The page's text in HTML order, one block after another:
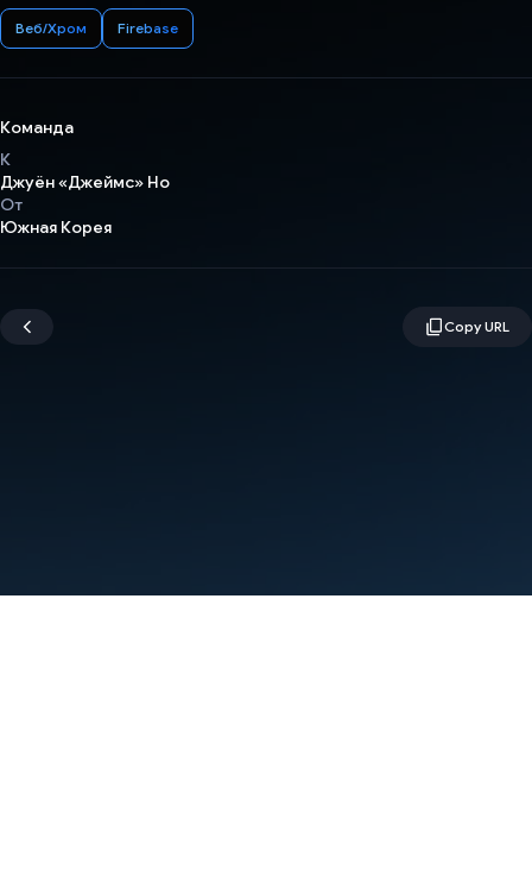
Веб/Хром Firebase
Команда
К
Джуён «Джеймс» Но
От
Южная Корея